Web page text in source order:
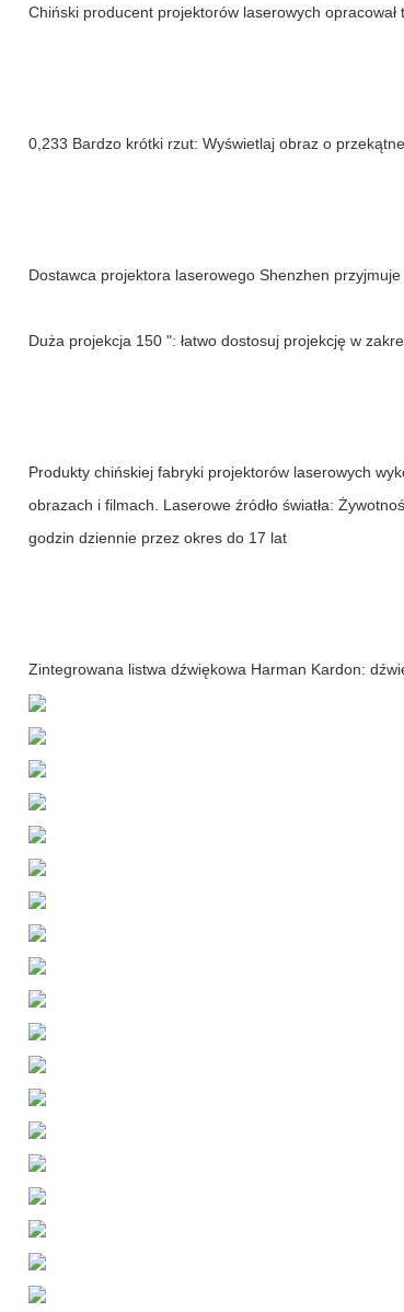
Hotus Technology, a China DLP portable
Chiński producent projektorów laserowych
0,233 Bardzo krótki rzut: Wyświetlaj obraz o
Dostawca projektora laserowego Shenzhen
Duża projekcja 150 ": łatwo dostosuj projekcję w
Produkty chińskiej fabryki projektorów laserowych
obrazach i filmach. Laserowe źródło światła:
godzin dziennie przez okres do 17 lat
Zintegrowana listwa dźwiękowa Harman Kardon: